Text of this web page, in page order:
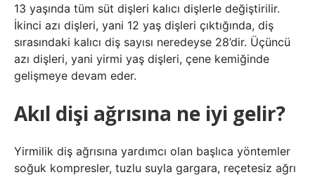
13 yaşında tüm süt dişleri kalıcı dişlerle değiştirilir.
İkinci azı dişleri, yani 12 yaş dişleri çıktığında, diş
sırasındaki kalıcı diş sayısı neredeyse 28’dir. Üçüncü
azı dişleri, yani yirmi yaş dişleri, çene kemiğinde
gelişmeye devam eder.
Akıl dişi ağrısına ne iyi gelir?
Yirmilik diş ağrısına yardımcı olan başlıca yöntemler
soğuk kompresler, tuzlu suyla gargara, reçetesiz ağrı